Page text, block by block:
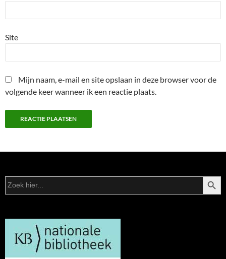
Site
Mijn naam, e-mail en site opslaan in deze browser voor de
volgende keer wanneer ik een reactie plaats.
Zoek
naar: